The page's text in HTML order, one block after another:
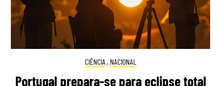
CIÊNCIA , NACIONAL
Portugal prepara-se para eclipse total